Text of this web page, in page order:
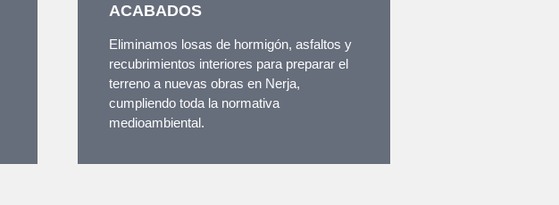
ACABADOS
Eliminamos losas de hormigón, asfaltos y
recubrimientos interiores para preparar el
terreno a nuevas obras en Nerja,
cumpliendo toda la normativa
medioambiental.